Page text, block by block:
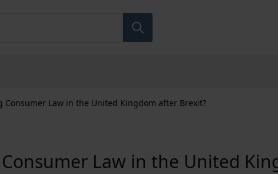
Consumer Law in the United Kingdom after Brexit?
Law in the United